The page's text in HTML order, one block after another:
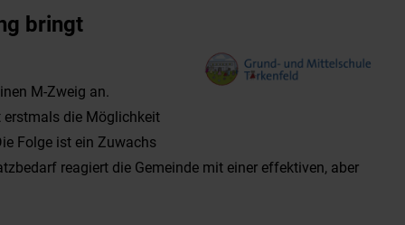
bringt
M-Zweig an.
die Möglichkeit
Folge ist ein Zuwachs
reagiert die Gemeinde mit einer effektiven, aber